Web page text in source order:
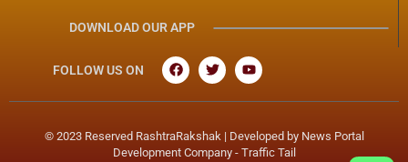
DOWNLOAD OUR APP
FOLLOW US ON
© 2023 Reserved RashtraRakshak | Developed by News Portal
Development Company- Traffic Tail